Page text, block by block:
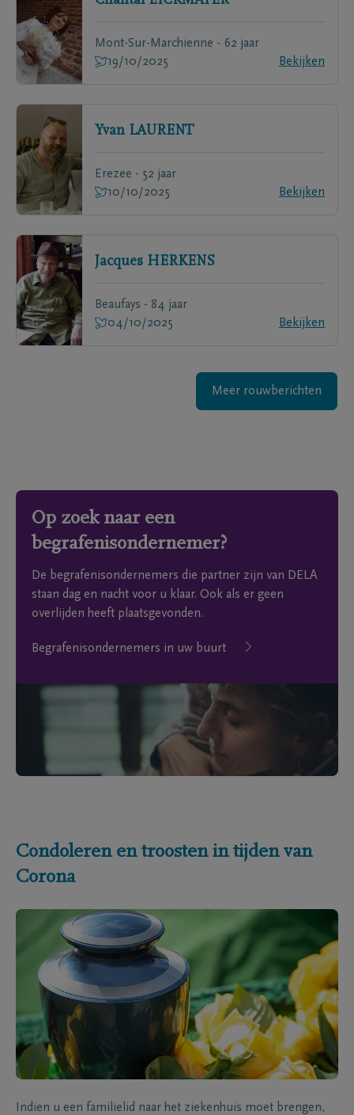
Mont-Sur-Marchienne - 62 jaar
19/10/2025
Bekijken
Yvan LAURENT
Erezee - 52 jaar
10/10/2025
Bekijken
Jacques HERKENS
Beaufays - 84 jaar
04/10/2025
Bekijken
Meer rouwberichten
Op zoek naar een
begrafenisondernemer?
De begrafenisondernemers die partner zijn van DELA
staan dag en nacht voor u klaar. Ook als er geen
overlijden heeft plaatsgevonden.
Begrafenisondernemers in uw buurt
Condoleren en troosten in tijden van
Corona
Indien u een familielid naar het ziekenhuis moet brengen,